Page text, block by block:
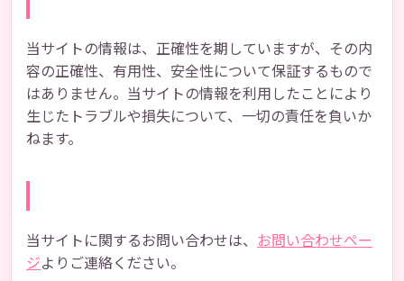
当サイトの情報は、正確性を期していますが、その内
容の正確性、有用性、安全性について保証するもので
はありません。当サイトの情報を利用したことにより
生じたトラブルや損失について、一切の責任を負いか
ねます。
当サイトに関するお問い合わせは、 お問い合わせペー
ジよりご連絡ください。